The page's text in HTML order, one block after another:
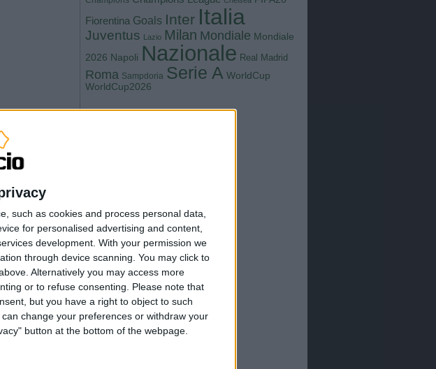
such as cookies and process personal data,
for personalised advertising and content,
development. With your permission we
through device scanning. You may click to
Alternatively you may access more
or to refuse consenting.
Please note that
but you have a right to object to such
change your preferences or withdraw your
button at the bottom of the webpage.
all the
football.
ai momenti
ultime novità
25
24
2023/24
A 2023/24
A 2023/24
Fiorentina Goals Inter Italia
Juventus Lazio Milan Mondiale Mondiale
2026 Napoli Nazionale Real Madrid
Roma Sampdoria Serie A WorldCup
WorldCup2026